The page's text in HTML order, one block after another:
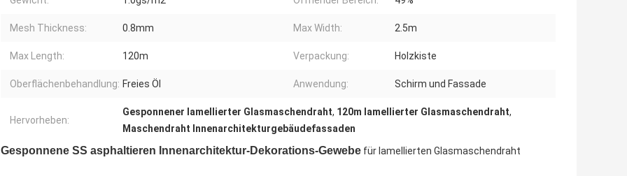
Mesh Thickness: 0.8mm Max Width: 2.5m
Max Length: 120m Verpackung: Holzkiste
Oberflächenbehandlung: Freies Öl Anwendung: Schirm und Fassade
Hervorheben:
Gesponnener lamellierter Glasmaschendraht, 120m lamellierter Glasmaschendraht,
Maschendraht Innenarchitekturgebäudefassaden
Gesponnene SS asphaltieren Innenarchitektur-Dekorations-Gewebe für lamellierten Glasmaschendraht